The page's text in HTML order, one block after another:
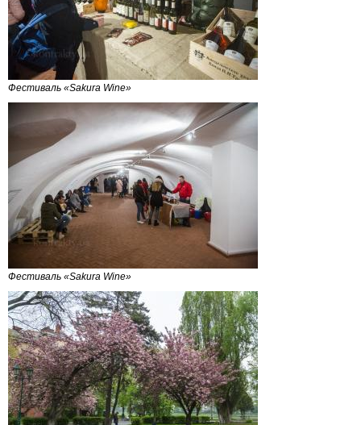
Фестиваль «Sakura Wine»
Фестиваль «Sakura Wine»